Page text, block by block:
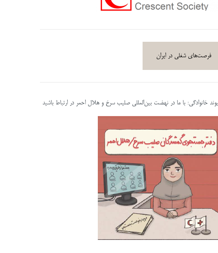
فرصت‌های شغلی در ایران
خانوادگی: با ما در نهضت بین‌المللی صلیب سرخ و هلال احمر در ارتباط باشید